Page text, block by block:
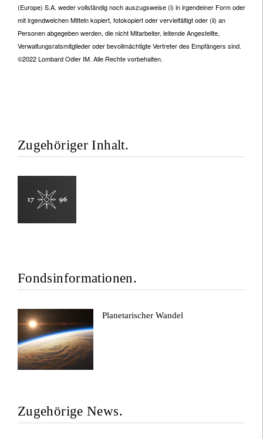
(Europe) S.A. weder vollständig noch auszugsweise (i) in irgendeiner Form oder
mit irgendwelchen Mitteln kopiert, fotokopiert oder vervielfältigt oder (ii) an
Personen abgegeben werden, die nicht Mitarbeiter, leitende Angestellte,
Verwaltungsratsmitglieder oder bevollmächtigte Vertreter des Empfängers sind.
©2022 Lombard Odier IM. Alle Rechte vorbehalten.
Zugehöriger Inhalt.
Fondsinformationen.
Planetarischer Wandel
Zugehörige News.